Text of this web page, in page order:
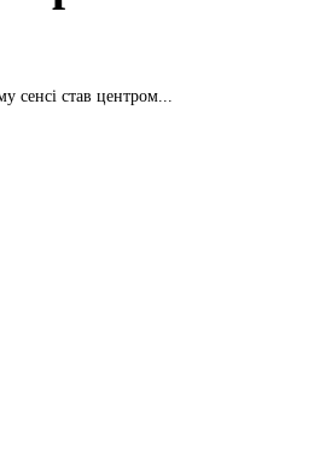
сенсі став центром...